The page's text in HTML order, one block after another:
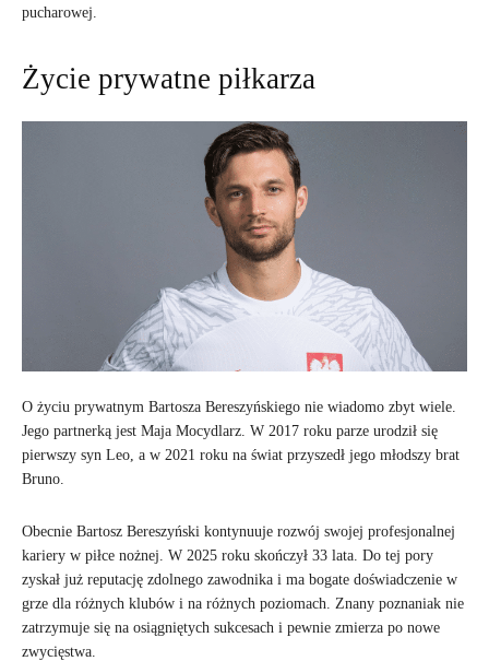
pucharowej.
Życie prywatne piłkarza
O życiu prywatnym Bartosza Bereszyńskiego nie wiadomo zbyt wiele.
Jego partnerką jest Maja Mocydlarz. W 2017 roku parze urodził się
pierwszy syn Leo, a w 2021 roku na świat przyszedł jego młodszy brat
Bruno.
Obecnie Bartosz Bereszyński kontynuuje rozwój swojej profesjonalnej
kariery w piłce nożnej. W 2025 roku skończył 33 lata. Do tej pory
zyskał już reputację zdolnego zawodnika i ma bogate doświadczenie w
grze dla różnych klubów i na różnych poziomach. Znany poznaniak nie
zatrzymuje się na osiągniętych sukcesach i pewnie zmierza po nowe
zwycięstwa.